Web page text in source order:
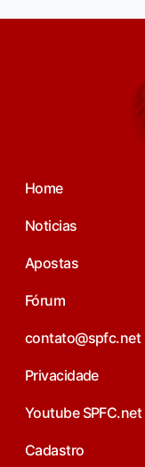
Home
Noticias
Apostas
Fórum
contato@spfc.net
Privacidade
Youtube SPFC.net
Cadastro